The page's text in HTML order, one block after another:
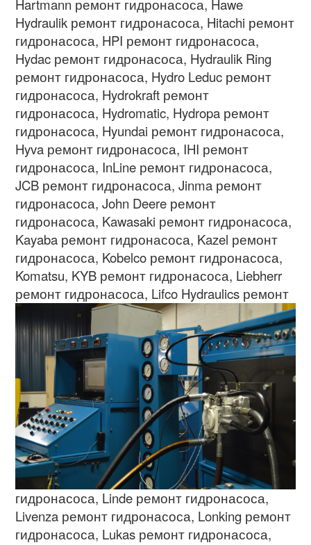
Hartmann ремонт гидронасоса, Hawe
Hydraulik ремонт гидронасоса, Hitachi ремонт
гидронасоса, HPI ремонт гидронасоса,
Hydac ремонт гидронасоса, Hydraulik Ring
ремонт гидронасоса, Hydro Leduc ремонт
гидронасоса, Hydrokraft ремонт
гидронасоса, Hydromatic, Hydropa ремонт
гидронасоса, Hyundai ремонт гидронасоса,
Hyva ремонт гидронасоса, IHI ремонт
гидронасоса, InLine ремонт гидронасоса,
JCB ремонт гидронасоса, Jinma ремонт
гидронасоса, John Deere ремонт
гидронасоса, Kawasaki ремонт гидронасоса,
Kayaba ремонт гидронасоса, Kazel ремонт
гидронасоса, Kobelco ремонт гидронасоса,
Komatsu, KYB ремонт гидронасоса, Liebherr
ремонт гидронасоса, Lifco Hydraulics ремонт
гидронасоса, Linde ремонт гидронасоса,
Livenza ремонт гидронасоса, Lonking ремонт
гидронасоса, Lukas ремонт гидронасоса,